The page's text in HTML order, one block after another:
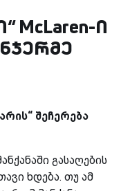
McLaren-ი
შეჩერება
გასაღების
ხდება. თუ ამ